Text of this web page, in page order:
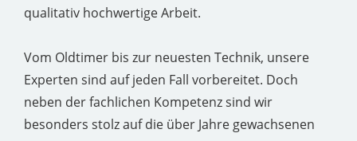
qualitativ hochwertige Arbeit.
Vom Oldtimer bis zur neuesten Technik, unsere
Experten sind auf jeden Fall vorbereitet. Doch
neben der fachlichen Kompetenz sind wir
besonders stolz auf die über Jahre gewachsenen